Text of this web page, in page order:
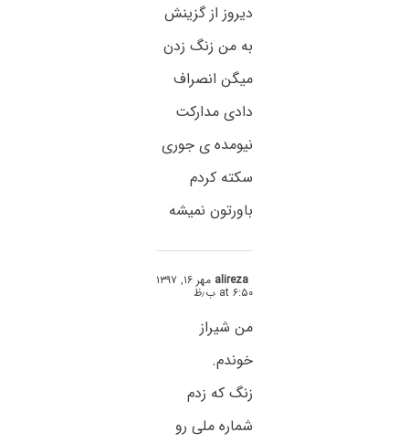
دیروز از گزینش
به من زنگ زدن
میگن انصراف
دادی مدارکت
نیومده ی جوری
سکته کردم
باورتون نمیشه
alireza مهر ۱۶, ۱۳۹۷
at ۶:۵۰ ب٫ظ
من شیراز
خوندم.
زنگ که زدم
شماره ملی رو